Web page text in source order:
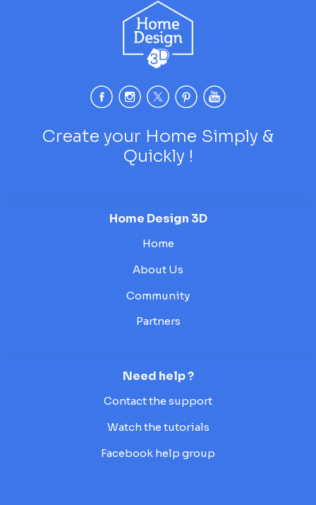
Create your Home Simply &
Quickly !
Home Design 3D
Home
About Us
Community
Partners
Need help ?
Contact the support
Watch the tutorials
Facebook help group